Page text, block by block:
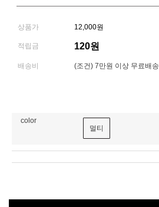
상품가 12,000원
적립금 120원
배송비 (조건) 7만원 이상 무료배송
color
멀티